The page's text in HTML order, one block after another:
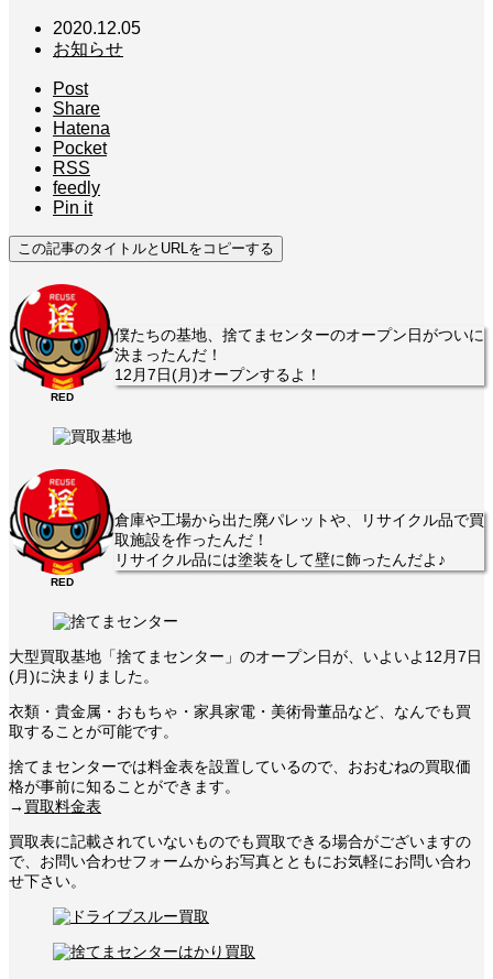
2020.12.05
お知らせ
Post
Share
Hatena
Pocket
RSS
feedly
Pin it
この記事のタイトルとURLをコピーする
RED
僕たちの基地、捨てまセンターのオープン日がついに
決まったんだ！
12月7日(月)オープンするよ！
RED
倉庫や工場から出た廃パレットや、リサイクル品で買
取施設を作ったんだ！
リサイクル品には塗装をして壁に飾ったんだよ♪
大型買取基地「捨てまセンター」のオープン日が、いよいよ12月7日
(月)に決まりました。
衣類・貴金属・おもちゃ・家具家電・美術骨董品など、なんでも買
取することが可能です。
捨てまセンターでは料金表を設置しているので、おおむねの買取価
格が事前に知ることができます。
→ 買取料金表
買取表に記載されていないものでも買取できる場合がございますの
で、お問い合わせフォームからお写真とともにお気軽にお問い合わ
せ下さい。